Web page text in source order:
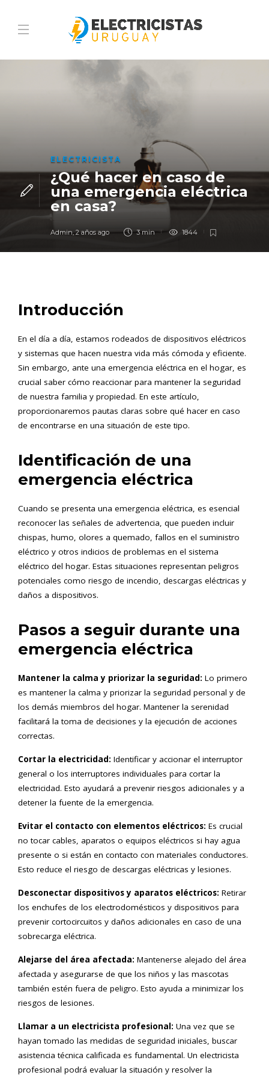
ELECTRICISTA
¿Qué hacer en caso de
una emergencia eléctrica
en casa?
Admin,2 años ago 3 min 1844
Introducción
En el día a día, estamos rodeados de dispositivos eléctricos
y sistemas que hacen nuestra vida más cómoda y eficiente.
Sin embargo, ante una emergencia eléctrica en el hogar, es
crucial saber cómo reaccionar para mantener la seguridad
de nuestra familia y propiedad. En este artículo,
proporcionaremos pautas claras sobre qué hacer en caso
de encontrarse en una situación de este tipo.
Identificación de una
emergencia eléctrica
Cuando se presenta una emergencia eléctrica, es esencial
reconocer las señales de advertencia, que pueden incluir
chispas, humo, olores a quemado, fallos en el suministro
eléctrico y otros indicios de problemas en el sistema
eléctrico del hogar. Estas situaciones representan peligros
potenciales como riesgo de incendio, descargas eléctricas y
daños a dispositivos.
Pasos a seguir durante una
emergencia eléctrica
Mantener la calma y priorizar la seguridad: Lo primero
es mantener la calma y priorizar la seguridad personal y de
los demás miembros del hogar. Mantener la serenidad
facilitará la toma de decisiones y la ejecución de acciones
correctas.
Cortar la electricidad: Identificar y accionar el interruptor
general o los interruptores individuales para cortar la
electricidad. Esto ayudará a prevenir riesgos adicionales y a
detener la fuente de la emergencia.
Evitar el contacto con elementos eléctricos: Es crucial
no tocar cables, aparatos o equipos eléctricos si hay agua
presente o si están en contacto con materiales conductores.
Esto reduce el riesgo de descargas eléctricas y lesiones.
Desconectar dispositivos y aparatos eléctricos: Retirar
los enchufes de los electrodomésticos y dispositivos para
prevenir cortocircuitos y daños adicionales en caso de una
sobrecarga eléctrica.
Alejarse del área afectada: Mantenerse alejado del área
afectada y asegurarse de que los niños y las mascotas
también estén fuera de peligro. Esto ayuda a minimizar los
riesgos de lesiones.
Llamar a un electricista profesional: Una vez que se
hayan tomado las medidas de seguridad iniciales, buscar
asistencia técnica calificada es fundamental. Un electricista
profesional podrá evaluar la situación y resolver la